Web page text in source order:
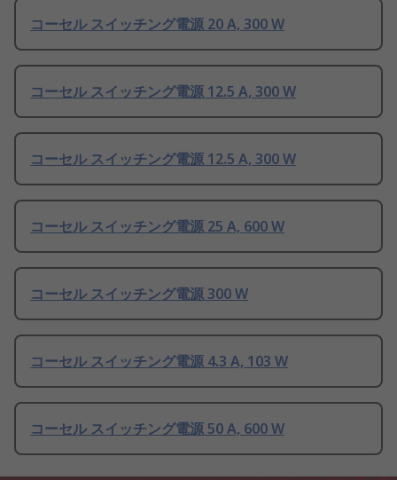
コーセル スイッチング電源 20 A, 300 W
コーセル スイッチング電源 12.5 A, 300 W
コーセル スイッチング電源 12.5 A, 300 W
コーセル スイッチング電源 25 A, 600 W
コーセル スイッチング電源 300 W
コーセル スイッチング電源 4.3 A, 103 W
コーセル スイッチング電源 50 A, 600 W